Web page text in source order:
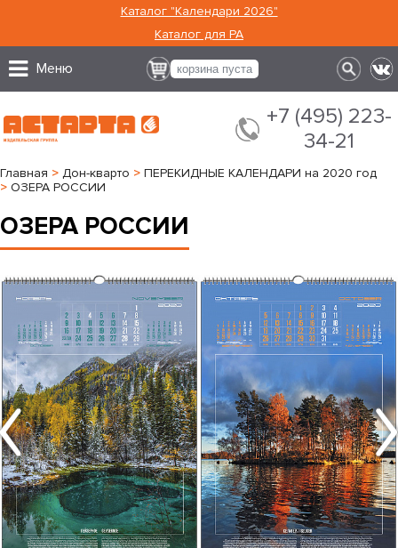
Каталог "Календари 2026"
Каталог для РА
Меню корзина пуста
+7 (495) 223-
34-21
Главная > Дон-кварто > ПЕРЕКИДНЫЕ КАЛЕНДАРИ на 2020 год
> ОЗЕРА РОССИИ
ОЗЕРА РОССИИ